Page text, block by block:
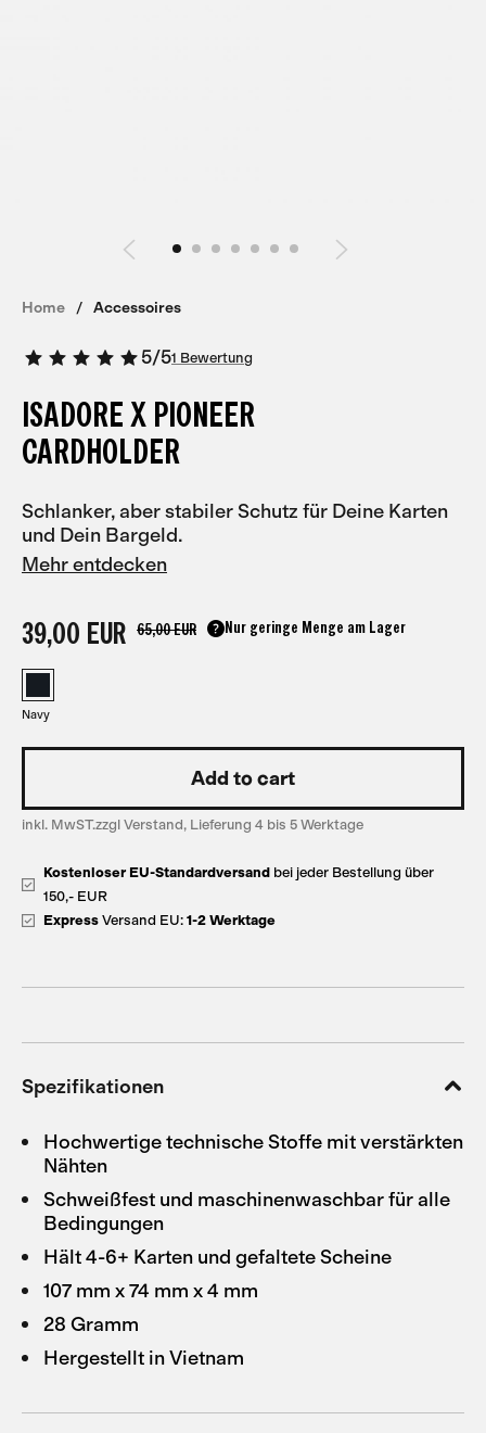
Home Accessoires
5/51 Bewertung
ISADORE X PIONEER
CARDHOLDER
Schlanker, aber stabiler Schutz für Deine Karten
und Dein Bargeld.
Mehr entdecken
39,00 EUR 65,00 EUR Nur geringe Menge am Lager
Navy
inkl. MwST.zzgl Verstand, Lieferung 4 bis 5 Werktage
Kostenloser EU-Standardversand bei jeder Bestellung über
150,- EUR
Express Versand EU: 1-2 Werktage
Spezifikationen
Hochwertige technische Stoffe mit verstärkten
Nähten
Schweißfest und maschinenwaschbar für alle
Bedingungen
Hält 4-6+ Karten und gefaltete Scheine
107 mm x 74 mm x 4 mm
28 Gramm
Hergestellt in Vietnam